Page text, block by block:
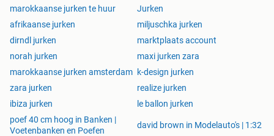
marokkaanse jurken te huur
Jurken
afrikaanse jurken
miljuschka jurken
dirndl jurken
marktplaats account
norah jurken
maxi jurken zara
marokkaanse jurken amsterdam k-design jurken
zara jurken
realize jurken
ibiza jurken
le ballon jurken
poef 40 cm hoog in Banken |
Voetenbanken en Poefen
david brown in Modelauto's | 1:32